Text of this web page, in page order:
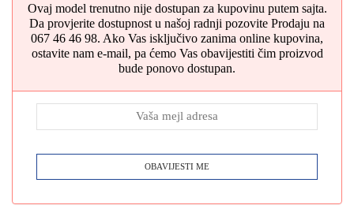
Ovaj model trenutno nije dostupan za kupovinu putem sajta.
Da provjerite dostupnost u našoj radnji pozovite Prodaju na
067 46 46 98. Ako Vas isključivo zanima online kupovina,
ostavite nam e-mail, pa ćemo Vas obavijestiti čim proizvod
bude ponovo dostupan.